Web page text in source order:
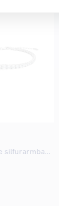
JOANLI Rikke silfurarmband með zirkonia ●400900